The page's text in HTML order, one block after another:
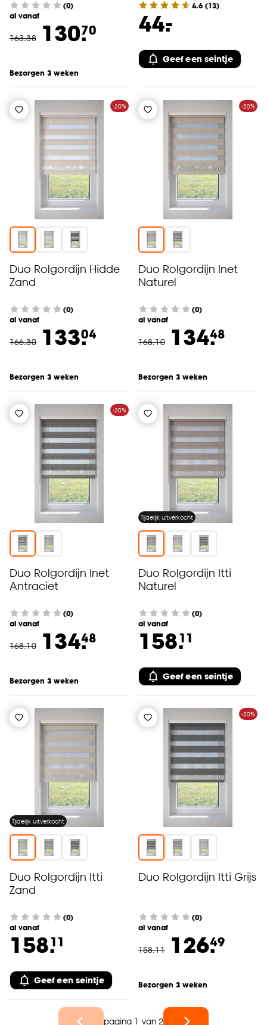
(0)
al vanaf
163.38 130.70
Bezorgen 3 weken
4.6 (13)
44.
-
Geef een seintje
-20%
Duo Rolgordijn Hidde
Zand
(0)
al vanaf
166.30 133.04
Bezorgen 3 weken
-20%
Duo Rolgordijn Inet
Naturel
(0)
al vanaf
168.10 134.48
Bezorgen 3 weken
-20%
Duo Rolgordijn Inet
Antraciet
(0)
al vanaf
168.10 134.48
Bezorgen 3 weken
Tijdelijk uitverkocht
Duo Rolgordijn Itti
Naturel
(0)
al vanaf
158.11
Geef een seintje
Tijdelijk uitverkocht
Duo Rolgordijn Itti
Zand
(0)
al vanaf
158.11
Geef een seintje
-20%
Duo Rolgordijn Itti Grijs
(0)
al vanaf
158.11 126.49
Bezorgen 3 weken
pagina 1 van 2